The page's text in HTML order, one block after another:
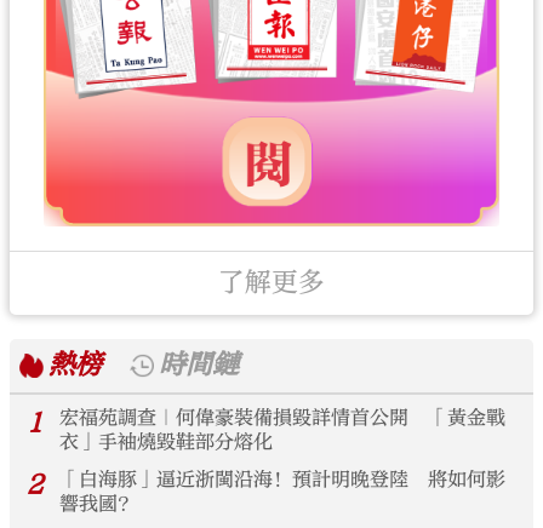
了解更多
熱榜
時間鏈
1
宏福苑調查｜何偉豪裝備損毀詳情首公開 「黃金戰
衣」手袖燒毀鞋部分熔化
2
「白海豚」逼近浙閩沿海！預計明晚登陸 將如何影
響我國？